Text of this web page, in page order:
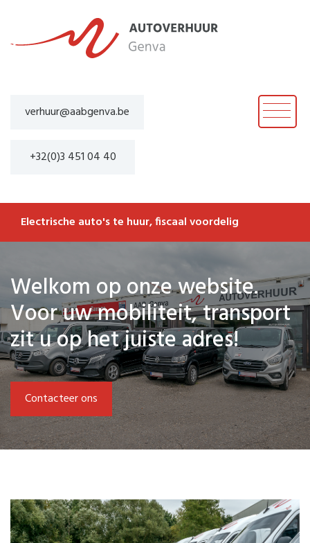
verhuur@aabgenva.be
+32(0)3 451 04 40
Electrische auto's te huur|
Welkom op onze website.
Voor uw mobiliteit, transport
zit u op het juiste adres!
Contacteer ons